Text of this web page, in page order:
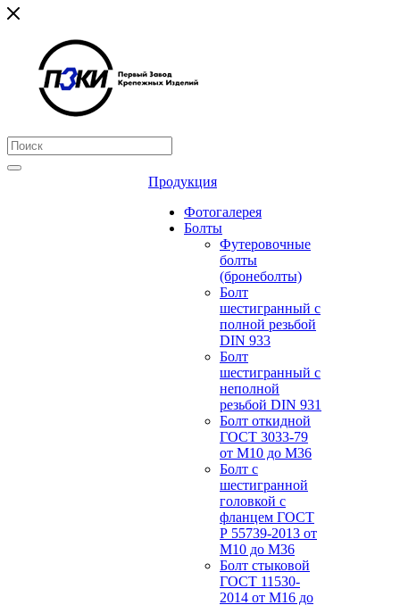
Продукция
Фотогалерея
Болты
Футеровочные
болты
(бронеболты)
Болт
шестигранный с
полной резьбой
DIN 933
Болт
шестигранный с
неполной
резьбой DIN 931
Болт откидной
ГОСТ 3033-79
от М10 до М36
Болт с
шестигранной
головкой с
фланцем ГОСТ
Р 55739-2013 от
М10 до М36
Болт стыковой
ГОСТ 11530-
2014 от М16 до